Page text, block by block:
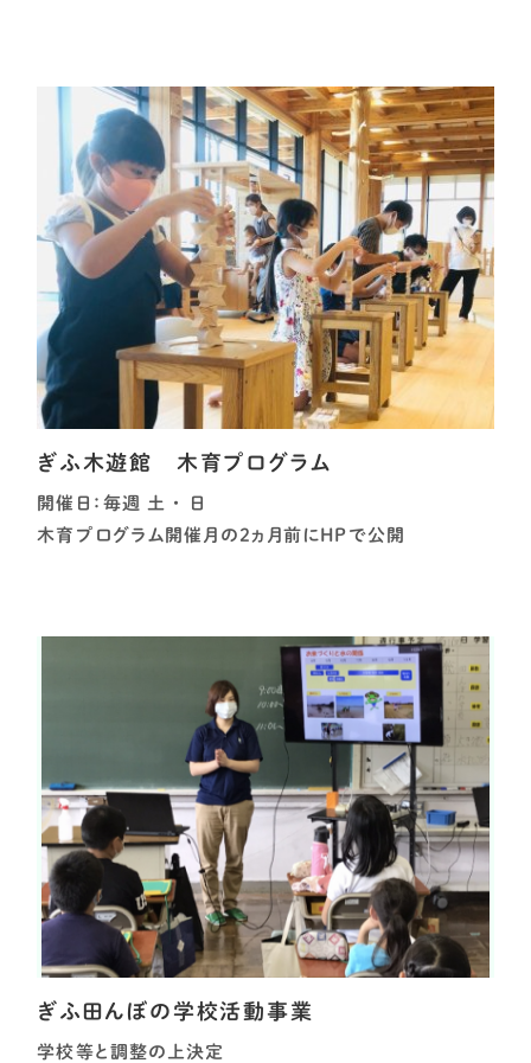
ぎふ木遊館 木育プログラム
開催日：毎週 土 ・ 日
木育プログラム開催月の2ヵ月前にHPで公開
ぎふ田んぼの学校活動事業
学校等と調整の上決定